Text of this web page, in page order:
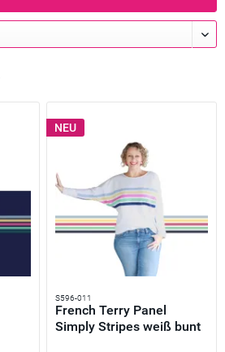
NEU
S596-011
French Terry Panel
Simply Stripes weiß bunt